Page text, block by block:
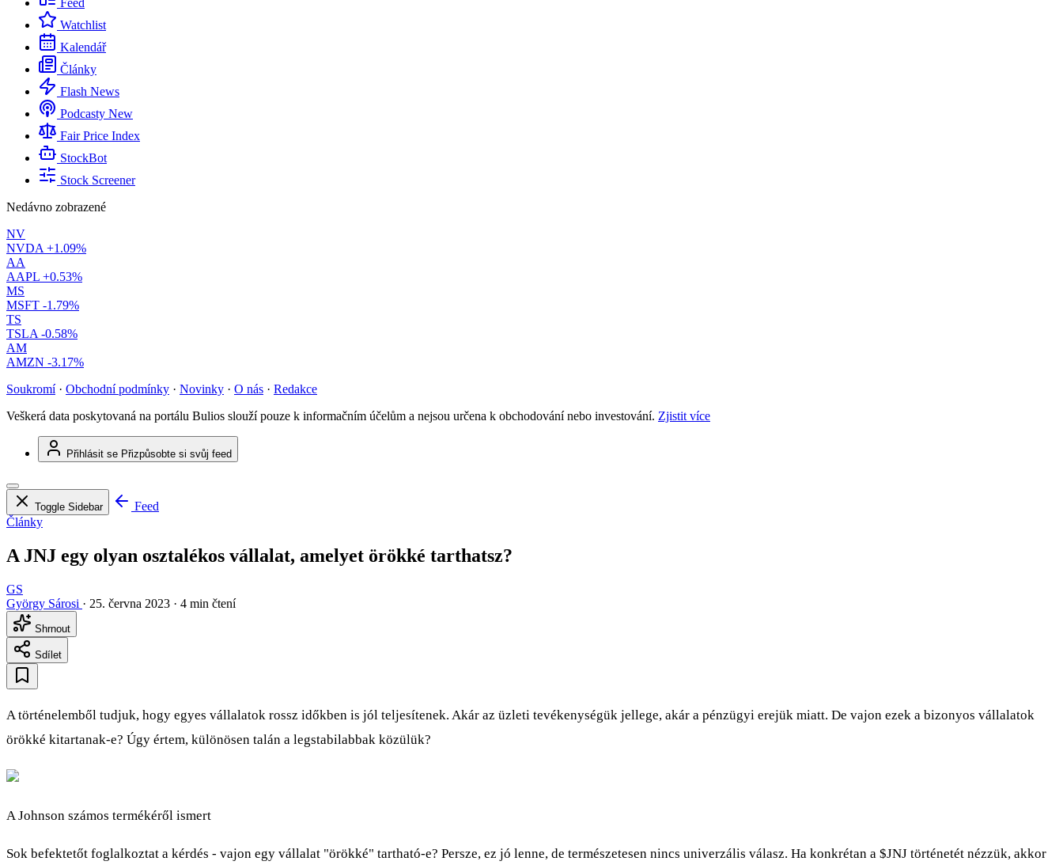
Feed
Watchlist
Kalendář
Články
Flash News
Podcasty New
Fair Price Index
StockBot
Stock Screener
Nedávno zobrazené
NV
NVDA +1.09%
AA
AAPL +0.53%
MS
MSFT -1.79%
TS
TSLA -0.58%
AM
AMZN -3.17%
Soukromí · Obchodní podmínky · Novinky · O nás · Redakce
Veškerá data poskytovaná na portálu Bulios slouží pouze k informačním účelům a nejsou určena k obchodování nebo investování. Zjistit více
Přihlásit se Přizpůsobte si svůj feed
Toggle Sidebar
Feed
Články
A JNJ egy olyan osztalékos vállalat, amelyet örökké tarthatsz?
GS
György Sárosi · 25. června 2023 · 4 min čtení
Shrnout
Sdílet
A történelemből tudjuk, hogy egyes vállalatok rossz időkben is jól teljesítenek. Akár az üzleti tevékenységük jellege, akár a pénzügyi erejük miatt. De vajon ezek a bizonyos vállalatok
örökké kitartanak-e? Úgy értem, különösen talán a legstabilabbak közülük?
A Johnson számos termékéről ismert
Sok befektetőt foglalkoztat a kérdés - vajon egy vállalat "örökké" tartható-e? Persze, ez jó lenne, de természetesen nincs univerzális válasz. Ha konkrétan a $JNJ történetét nézzük, akkor